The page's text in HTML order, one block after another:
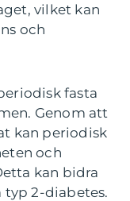
vilket kan
och
fasta
Genom att
kan periodisk
och
kan bidra
2-diabetes.